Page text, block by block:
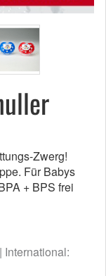
Zwerg!
Für Babys
+ BPS frei
International: